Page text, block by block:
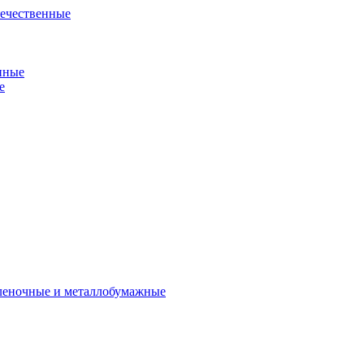
и металлобумажные